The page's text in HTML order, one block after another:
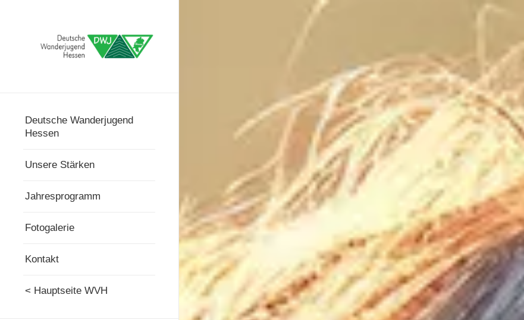
Deutsche Wanderjugend
Hessen
Unsere Stärken
Jahresprogramm
Fotogalerie
Kontakt
< Hauptseite WVH